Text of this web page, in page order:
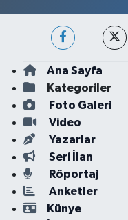
Ana Sayfa
Kategoriler
Foto Galeri
Video
Yazarlar
Seri İlan
Röportaj
Anketler
Künye